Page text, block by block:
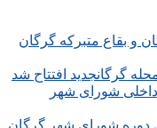
و بقاع متبرکه گرگان
گرگانجدید افتتاح شد
شورای شهر